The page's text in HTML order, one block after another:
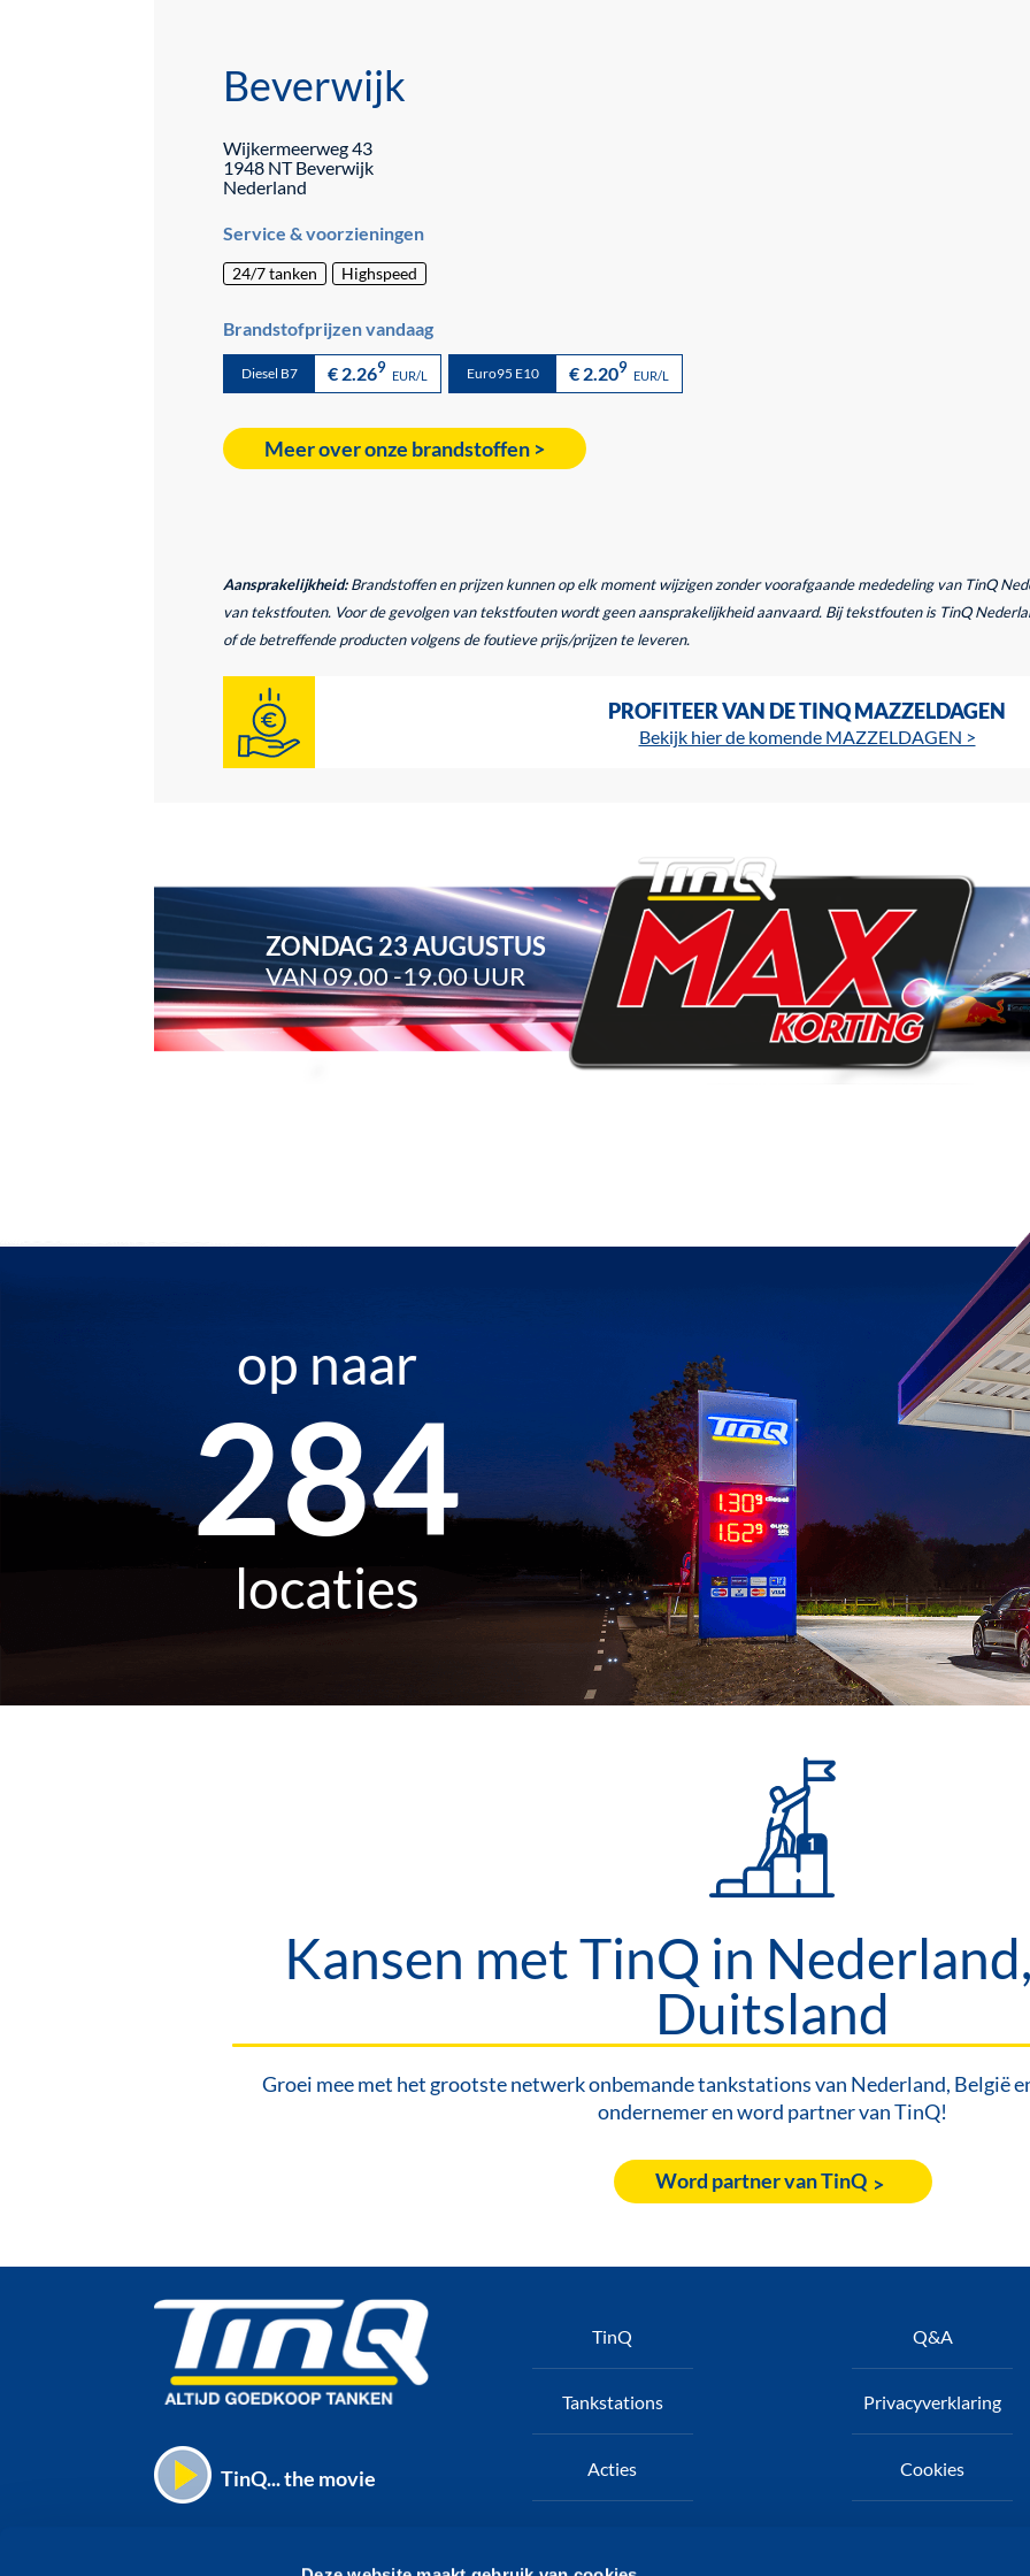
Beverwijk
Wijkermeerweg43
1948 NTBeverwijk
Nederland
Service & voorzieningen
24/7 tanken Highspeed
Brandstofprijzen vandaag
Diesel B7 € 2.269 EUR/L Euro95 E10 € 2.209 EUR/L
Meer over onze brandstoffen >
Aansprakelijkheid:Brandstoffen en prijzen kunnen op elk moment wijzigen zonder voorafgaande mededeling van TinQ
van tekstfouten. Voor de gevolgen van tekstfouten wordt geen aansprakelijkheid aanvaard. Bij tekstfouten is TinQ
of de betreffende producten volgens de foutieve prijs/prijzen te leveren.
PROFITEER VAN DE TINQ MAZZELDAGEN
Bekijk hier de komende MAZZELDAGEN >
ZONDAG 23 AUGUSTUS
VAN 09.00 -19.00 UUR
op naar
444
locaties
Kansen met TinQ in
Duitsland
Groei mee met het grootste netwerk onbemande tankstations van Nederland, België
ondernemer en word partner van TinQ!
Word partner van TinQ
TinQ... the movie
TinQ
Tankstations
Acties
Q&A
Privacyverklaring
Cookies